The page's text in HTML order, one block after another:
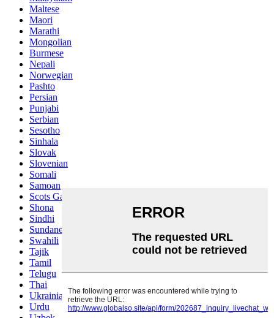
Maltese
Maori
Marathi
Mongolian
Burmese
Nepali
Norwegian
Pashto
Persian
Punjabi
Serbian
Sesotho
Sinhala
Slovak
Slovenian
Somali
Samoan
Scots Gaelic
Shona
Sindhi
Sundanese
Swahili
Tajik
Tamil
Telugu
Thai
Ukrainian
Urdu